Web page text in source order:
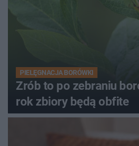
PIELĘGNACJA BORÓWKI
Zrób to po zebraniu
rok zbiory będą obfite